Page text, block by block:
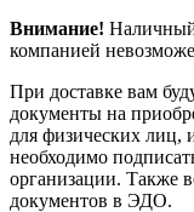
Внимание! Наличный
компанией
При доставке вам
документы на
для физических
необходимо
организации. Также
документов в ЭДО.